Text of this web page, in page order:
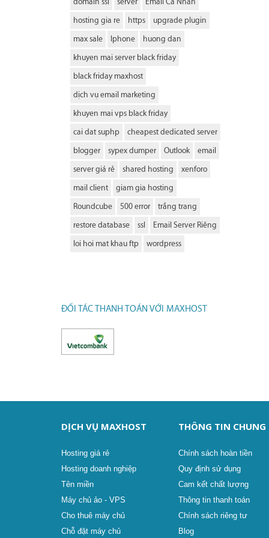
hosting gia re https upgrade plugin
max sale Iphone huong dan
khuyen mai server black friday
black friday maxhost
dịch vụ email marketing
khuyen mai vps black friday
cai dat suphp cheapest dedicated server
blogger sypex dumper Outlook email
server giá rẻ shared hosting xenforo
mail client giam gia hosting
Roundcube 500 error trắng trang
restore database ssl Email Server Riêng
loi hoi mat khau ftp wordpress
ĐỐI TÁC THANH TOÁN VỚI MAXHOST
DỊCH VỤ MAXHOST
Hosting giá rẻ
Hosting doanh nghiệp
Tên miền
Máy chủ ảo - VPS
Cho thuê máy chủ
Chỗ đặt máy chủ
THÔNG TIN CHUNG
Chính sách hoàn tiền
Quy định sử dụng
Cam kết chất lượng
Thông tin thanh toán
Chính sách riêng tư
Blog